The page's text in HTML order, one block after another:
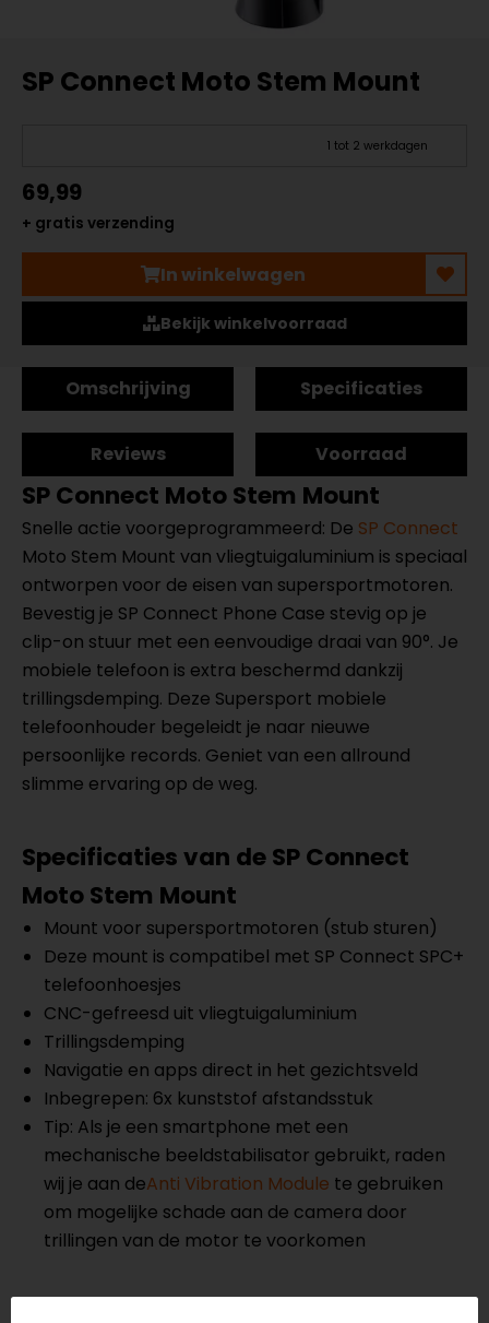
SP Connect Moto Stem Mount
1 tot 2 werkdagen
69,99
+ gratis verzending
In winkelwagen
Bekijk winkelvoorraad
Omschrijving Specificaties
Reviews Voorraad
SP Connect Moto Stem Mount
Snelle actie voorgeprogrammeerd: De SP Connect
Moto Stem Mount van vliegtuigaluminium is speciaal
ontworpen voor de eisen van supersportmotoren.
Bevestig je SP Connect Phone Case stevig op je
clip-on stuur met een eenvoudige draai van 90°. Je
mobiele telefoon is extra beschermd dankzij
trillingsdemping. Deze Supersport mobiele
telefoonhouder begeleidt je naar nieuwe
persoonlijke records. Geniet van een allround
slimme ervaring op de weg.
Specificaties van de SP Connect
Moto Stem Mount
Mount voor supersportmotoren (stub sturen)
Deze mount is compatibel met SP Connect SPC+
telefoonhoesjes
CNC-gefreesd uit vliegtuigaluminium
Trillingsdemping
Navigatie en apps direct in het gezichtsveld
Inbegrepen: 6x kunststof afstandsstuk
Tip: Als je een smartphone met een
mechanische beeldstabilisator gebruikt, raden
wij je aan deAnti Vibration Module te gebruiken
om mogelijke schade aan de camera door
trillingen van de motor te voorkomen